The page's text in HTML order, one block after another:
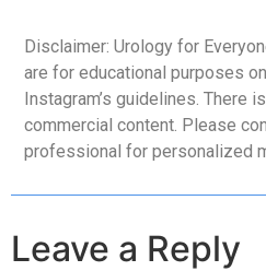
Disclaimer: Urology for
are for educational purposes
Instagram’s guidelines. There
commercial content. Please
professional for personalized
Leave a Reply